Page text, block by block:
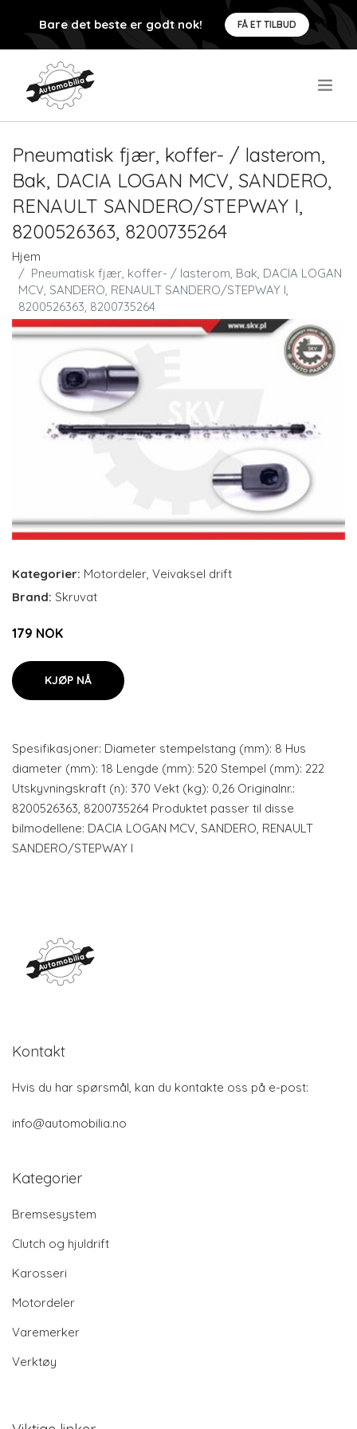
Bare det beste er godt nok! FÅ ET TILBUD
Pneumatisk fjær, koffer- / lasterom,
Bak, DACIA LOGAN MCV, SANDERO,
RENAULT SANDERO/STEPWAY I,
8200526363, 8200735264
Hjem
Pneumatisk fjær, koffer- / lasterom, Bak, DACIA LOGAN
MCV, SANDERO, RENAULT SANDERO/STEPWAY I,
8200526363, 8200735264
Kategorier: Motordeler, Veivaksel drift
Brand: Skruvat
179 NOK
KJØP NÅ
Spesifikasjoner: Diameter stempelstang (mm): 8 Hus
diameter (mm): 18 Lengde (mm): 520 Stempel (mm): 222
Utskyvningskraft (n): 370 Vekt (kg): 0,26 Originalnr.:
8200526363, 8200735264 Produktet passer til disse
bilmodellene: DACIA LOGAN MCV, SANDERO, RENAULT
SANDERO/STEPWAY I
Kontakt
Hvis du har spørsmål, kan du kontakte oss på e-post:
info@automobilia.no
Kategorier
Bremsesystem
Clutch og hjuldrift
Karosseri
Motordeler
Varemerker
Verktøy